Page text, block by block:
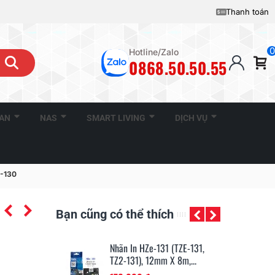
Thanh toán
Hotline/Zalo
0868.50.50.55
0
NAS SMART LIVING DỊCH VỤ
130
Bạn cũng có thể thích
Nhãn In HZe-221 (TZe-221,
TZ2-221), 9mm X 8m,...